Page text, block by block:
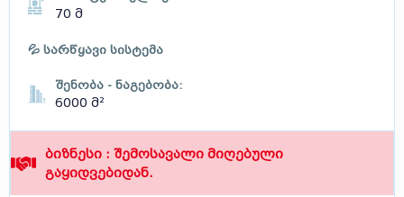
70 მ
💦 სარწყავი სისტემა
შენობა - ნაგებობა:
6000 მ²
ბიზნესი : შემოსავალი მიღებული
გაყიდვებიდან.